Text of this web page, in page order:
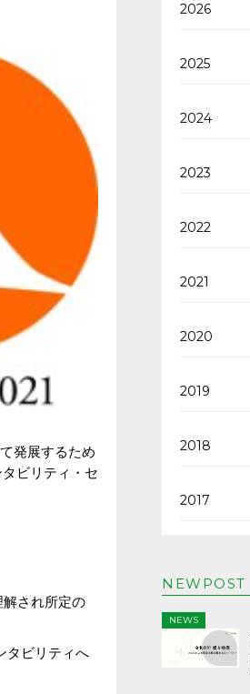
発展するため
ビリティ・セ
され所定の
タビリティへ
2026
2025
2024
2023
2022
2021
2020
2019
2018
2017
NEWPOST
NEWS